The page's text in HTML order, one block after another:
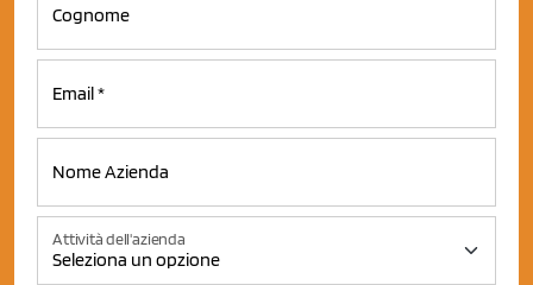
Attività dell'azienda